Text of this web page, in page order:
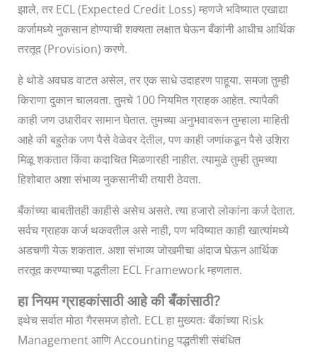
झाले, तर ECL (Expected Credit Loss) म्हणजे भविष्यात एखाद्या
कर्जामध्ये नुकसान होण्याची शक्यता लक्षात घेऊन बँकांनी आधीच आर्थिक
तरतूद (Provision) करणे.
हे थोडे अवघड वाटत असेल, तर एक साधे उदाहरण पाहूया. समजा तुम्ही
किराणा दुकान चालवता. तुमचे 100 नियमित ग्राहक आहेत. त्यापैकी
काही जण उधारीवर सामान घेतात. तुमच्या अनुभवावरून तुम्हाला माहिती
आहे की बहुतेक जण पैसे वेळेवर देतील, पण काही जणांकडून पैसे उशिरा
मिळू शकतात किंवा कदाचित मिळणारही नाहीत. त्यामुळे तुम्ही तुमच्या
हिशोबात अशा संभाव्य नुकसानीची तयारी ठेवता.
बँकांच्या बाबतीतही काहीसे असेच असते. त्या हजारो लोकांना कर्ज देतात.
सर्वच ग्राहक कर्ज थकवतील असे नाही, पण भविष्यात काही खात्यांमध्ये
अडचणी येऊ शकतात. अशा संभाव्य जोखमीचा अंदाज घेऊन आर्थिक
तरतूद करण्याच्या पद्धतीला ECL Framework म्हणतात.
हा नियम ग्राहकांसाठी आहे की बँकांसाठी?
इथेच सर्वात मोठा गैरसमज होतो. ECL हा मुख्यतः बँकांच्या Risk
Management आणि Accounting पद्धतीशी संबंधित